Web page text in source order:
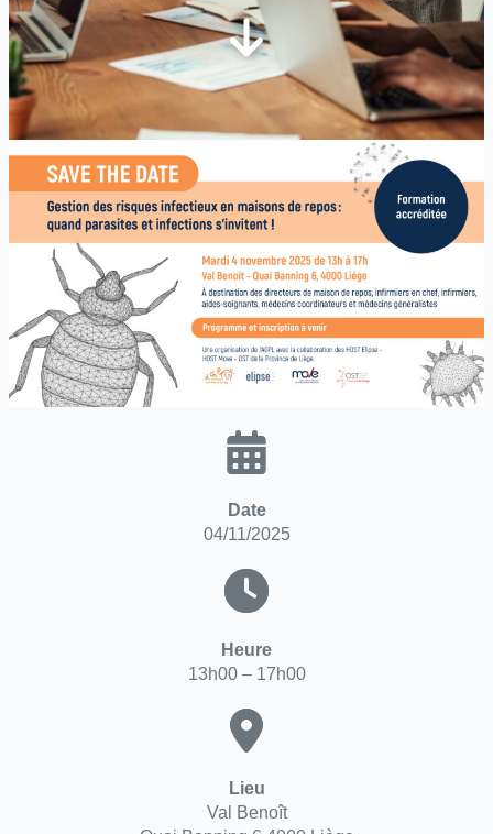
Date
04/11/2025
Heure
13h00 – 17h00
Lieu
Val Benoît